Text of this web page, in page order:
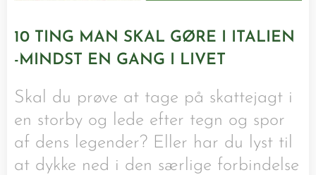
10 TING MAN SKAL GØRE I ITALIEN
-MINDST EN GANG I LIVET
Skal du prøve at tage på skattejagt i
en storby og lede efter tegn og spor
af dens legender? Eller har du lyst til
at dykke ned i den særlige forbindelse